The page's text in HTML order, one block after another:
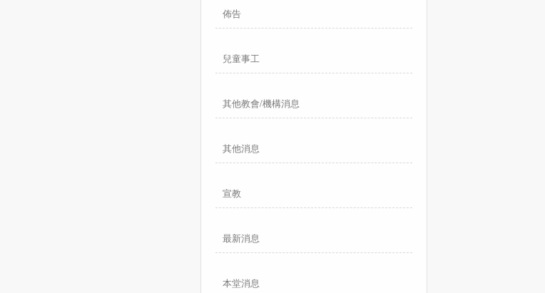
佈告
兒童事工
其他教會/機構消息
其他消息
宣教
最新消息
本堂消息